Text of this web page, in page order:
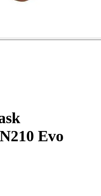
Evo